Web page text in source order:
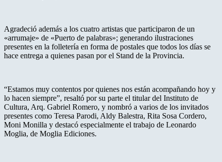
Agradeció además a los cuatro artistas que participaron de un
«arrumaje» de «Puerto de palabras»; generando ilustraciones
presentes en la folletería en forma de postales que todos los días se
hace entrega a quienes pasan por el Stand de la Provincia.
“Estamos muy contentos por quienes nos están acompañando hoy y
lo hacen siempre”, resaltó por su parte el titular del Instituto de
Cultura, Arq. Gabriel Romero, y nombró a varios de los invitados
presentes como Teresa Parodi, Aldy Balestra, Rita Sosa Cordero,
Moni Monilla y destacó especialmente el trabajo de Leonardo
Moglia, de Moglia Ediciones.